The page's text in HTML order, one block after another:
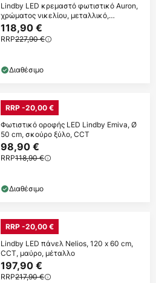
Lindby LED κρεμαστό φωτιστικό Auron,
χρώματος νικελίου, μεταλλικό,
ρυθμιζόμενο
118,90 €
RRP227,90 €
Διαθέσιμο
RRP -20,00 €
Φωτιστικό οροφής LED Lindby Emiva, Ø
50 cm, σκούρο ξύλο, CCT
98,90 €
RRP118,90 €
Διαθέσιμο
RRP -20,00 €
Lindby LED πάνελ Nelios, 120 x 60 cm,
CCT, μαύρο, μέταλλο
197,90 €
RRP217,90 €